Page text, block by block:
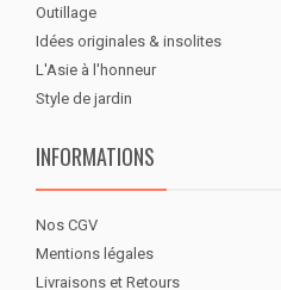
Outillage
Idées originales & insolites
L'Asie à l'honneur
Style de jardin
INFORMATIONS
Nos CGV
Mentions légales
Livraisons et Retours